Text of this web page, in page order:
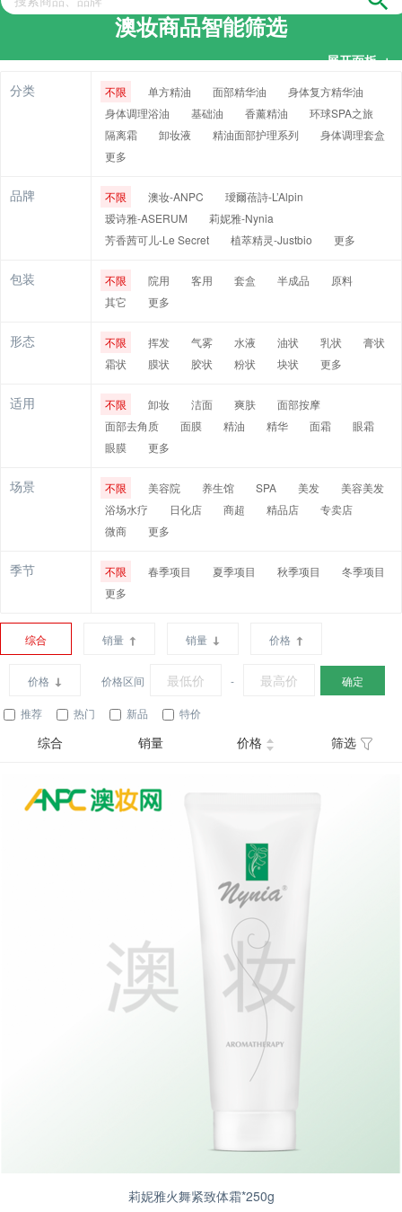
澳妆商品智能筛选
展开面板＋
收起面板
分类 不限 单方精油 面部精华油
身体复方精华油
身体调理浴油
基础油 香薰精油
环球SPA之旅
隔离霜
卸妆液 精油面部护理系列
身体调理套盒
更多
品牌 不限 澳妆-ANPC
璦爾蓓詩-L’Alpin
瑷诗雅-ASERUM
莉妮雅-Nynia
芳香茜可儿-Le Secret
植萃精灵-Justbio 更多
包装 不限 院用 客用 套盒 半成品
原料
其它
更多
形态 不限 挥发 气雾 水液 油状 乳状
膏状
霜状
膜状 胶状 粉状 块状 更多
适用 不限 卸妆 洁面 爽肤
面部按摩
面部去角质
面膜 精油 精华 面霜
眼霜
眼膜
更多
场景 不限 美容院 养生馆 SPA 美发
美容美发
浴场水疗
日化店 商超 精品店
专卖店
微商
更多
季节 不限 春季项目 夏季项目 秋季项目
冬季项目
更多
综合 销量 销量 价格
价格 价格区间 - 确定
推荐 热门 新品 特价
综合 销量 价格 筛选
莉妮雅火舞紧致体霜*250g